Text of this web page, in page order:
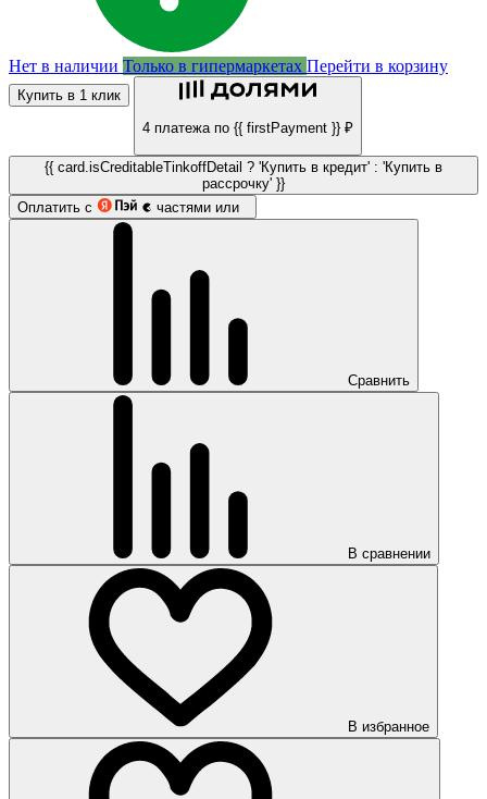
Нет в наличии Только в гипермаркетах Перейти в корзину
Купить в 1 клик
4 платежа по {{ firstPayment }} ₽
{{ card.isCreditableTinkoffDetail ? 'Купить в кредит' : 'Купить в
рассрочку' }}
Оплатить с
частями или
Сравнить
В сравнении
В избранное